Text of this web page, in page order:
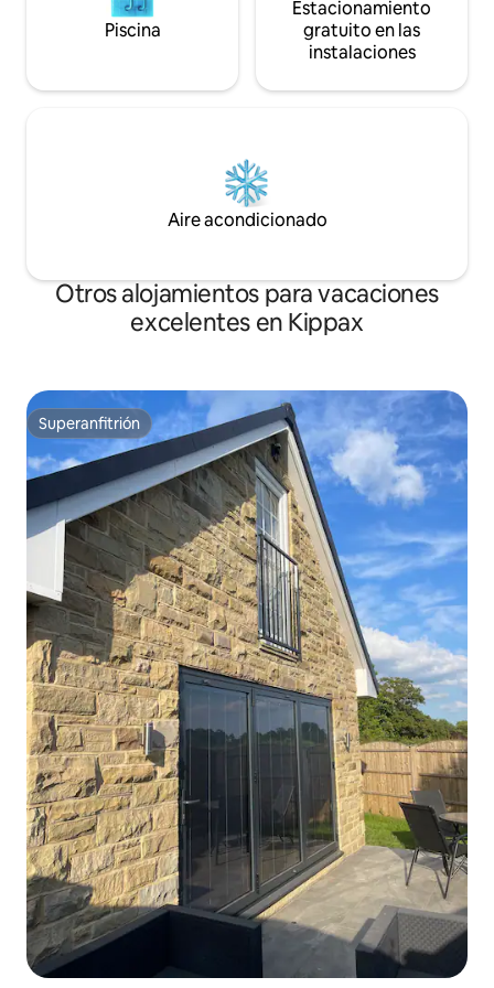
Piscina
Estacionamiento
gratuito en las
instalaciones
Aire acondicionado
Otros alojamientos para vacaciones
excelentes en Kippax
Superanfitrión
Superanfitrión